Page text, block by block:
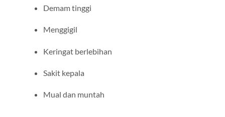
Demam tinggi
Menggigil
Keringat berlebihan
Sakit kepala
Mual dan muntah